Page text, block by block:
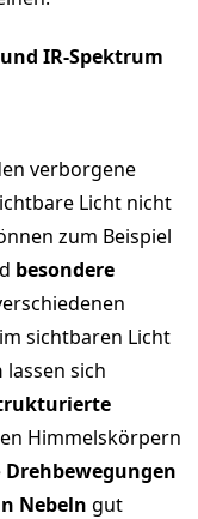
IR-Spektrum
verborgene
Licht nicht
zum Beispiel
besondere
sichtbaren Licht
lassen sich
Himmelskörpern
Drehbewegungen
Nebeln gut